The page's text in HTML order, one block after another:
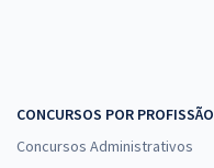
CONCURSOS POR PROFISSÃO
Concursos Administrativos